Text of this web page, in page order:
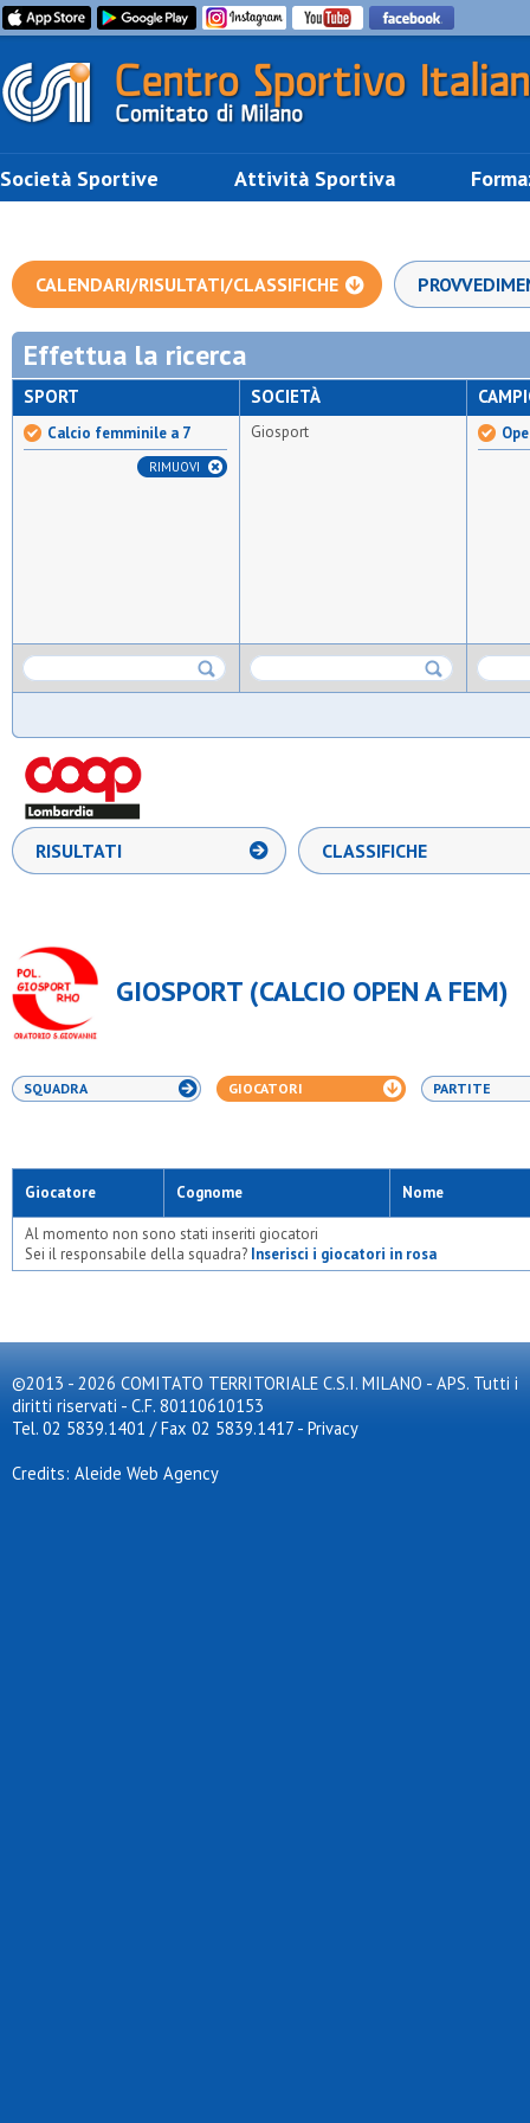
Società Sportive Attività Sportiva
CALENDARI/RISULTATI/CLASSIFICHE
Effettua la ricerca
SPORT
Calcio femminile a 7
RIMUOVI
SOCIETÀ
Giosport
RISULTATI CLASSIFICHE
GIOSPORT (CALCIO OPEN A FEM)
SQUADRA GIOCATORI PARTITE
Giocatore Cognome Nome
Al momento non sono stati inseriti giocatori
Sei il responsabile della squadra? Inserisci i giocatori in rosa
©2013 - 2026 COMITATO TERRITORIALE C.S.I. MILANO - APS. Tutti i
diritti riservati - C.F. 80110610153
Tel. 02 5839.1401 / Fax 02 5839.1417 - Privacy
Credits: Aleide Web Agency